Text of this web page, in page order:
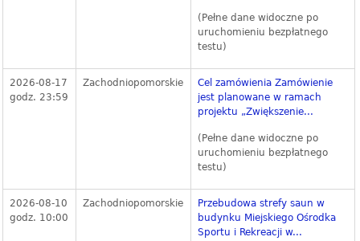
(Pełne dane widoczne po
uruchomieniu bezpłatnego
testu)
2026-08-17
godz. 23:59
Zachodniopomorskie
Cel zamówienia Zamówienie
jest planowane w ramach
projektu „Zwiększenie...
(Pełne dane widoczne po
uruchomieniu bezpłatnego
testu)
2026-08-10
godz. 10:00
Zachodniopomorskie
Przebudowa strefy saun w
budynku Miejskiego Ośrodka
Sportu i Rekreacji w...